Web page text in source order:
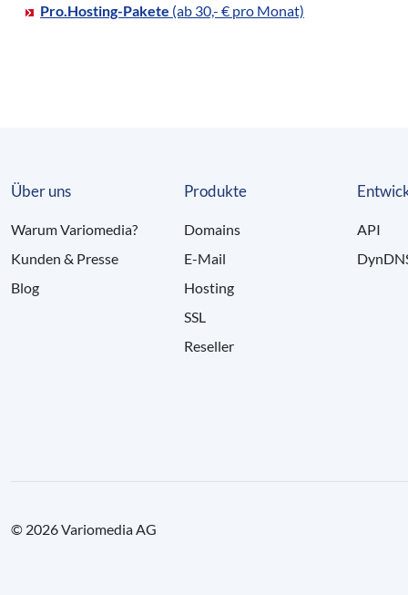
Pro.Hosting-Pakete (ab 30,- € pro Monat)
Über uns
Warum Variomedia?
Kunden & Presse
Blog
Produkte
Domains
E-Mail
Hosting
SSL
Reseller
API
© 2026 Variomedia AG